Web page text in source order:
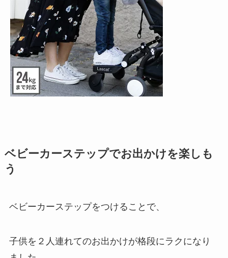
ベビーカーステップでお出かけを楽しも
う
ベビーカーステップをつけることで、
子供を２人連れてのお出かけが格段にラクになり